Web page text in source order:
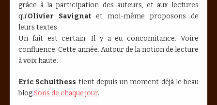
grâce à la participation des auteurs, et aux lectures
qu’Olivier Savignat et moi-même proposons de
leurs textes.
Un fait est certain. Il y a eu concomitance. Voire
confluence. Cette année. Autour de la notion de lecture
à voix haute.
Eric Schulthess tient depuis un moment déjà le beau
blogSons de chaque jour.